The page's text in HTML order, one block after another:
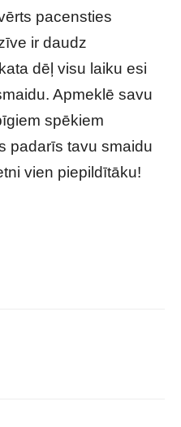
pacensties
ir daudz
dēļ visu laiku esi
Apmeklē savu
spēkiem
padarīs tavu smaidu
vien piepildītāku!